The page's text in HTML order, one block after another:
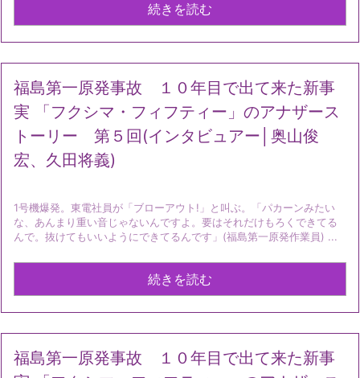
続きを読む
福島第一原発事故 １０年目で出て来た新事
実 「フクシマ・フィフティー」のアナザース
トーリー 第５回(インタビュアー│奥山俊
宏、久田将義)
1号機爆発。東電社員が「ブローアウト!」と叫ぶ。「パカーンみたい
な、あんまり重い音じゃないんですよ。要はそれだけもろくできてる
んで。抜けてもいいようにできてるんです」(福島第一原発作業員) ...
続きを読む
福島第一原発事故 １０年目で出て来た新事